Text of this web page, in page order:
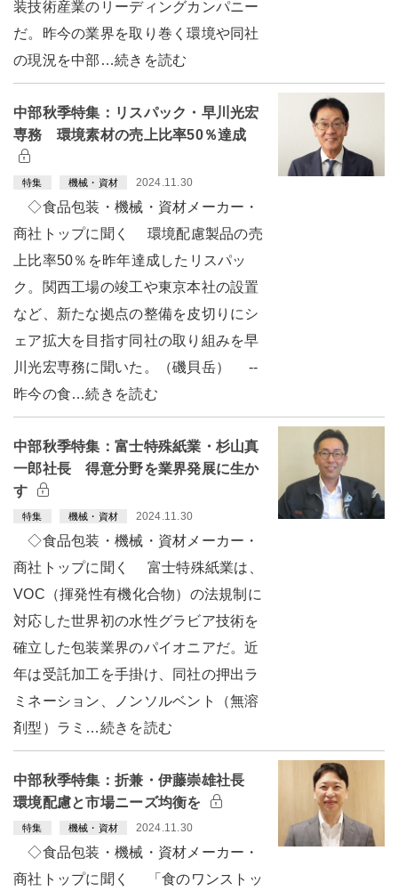
装技術産業のリーディングカンパニー
だ。昨今の業界を取り巻く環境や同社
の現況を中部…続きを読む
中部秋季特集：リスパック・早川光宏
専務 環境素材の売上比率50％達成
特集 機械・資材 2024.11.30
◇食品包装・機械・資材メーカー・
商社トップに聞く 環境配慮製品の売
上比率50％を昨年達成したリスパッ
ク。関西工場の竣工や東京本社の設置
など、新たな拠点の整備を皮切りにシ
ェア拡大を目指す同社の取り組みを早
川光宏専務に聞いた。（磯貝岳） --
昨今の食…続きを読む
中部秋季特集：富士特殊紙業・杉山真
一郎社長 得意分野を業界発展に生か
す
特集 機械・資材 2024.11.30
◇食品包装・機械・資材メーカー・
商社トップに聞く 富士特殊紙業は、
VOC（揮発性有機化合物）の法規制に
対応した世界初の水性グラビア技術を
確立した包装業界のパイオニアだ。近
年は受託加工を手掛け、同社の押出ラ
ミネーション、ノンソルベント（無溶
剤型）ラミ…続きを読む
中部秋季特集：折兼・伊藤崇雄社長
環境配慮と市場ニーズ均衡を
特集 機械・資材 2024.11.30
◇食品包装・機械・資材メーカー・
商社トップに聞く 「食のワンストッ